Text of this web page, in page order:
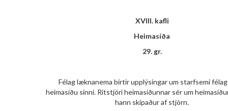
XVIII. kafli
Heimasíða
29. gr.
Félag læknanema birtir upplýsingar um starfsemi
heimasíðu sinni. Ritstjóri heimasíðunnar sér um
hann skipaður af stjórn.